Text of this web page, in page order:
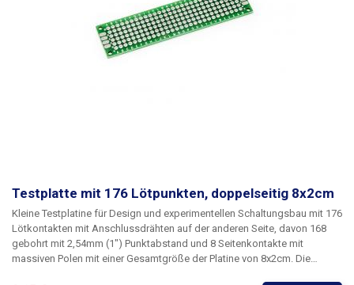
Testplatte mit 176 Lötpunkten, doppelseitig 8x2cm
Kleine Testplatine für Design und experimentellen Schaltungsbau mit 176
Lötkontakten mit Anschlussdrähten auf der anderen Seite, davon 168
gebohrt mit 2,54mm (1") Punktabstand und 8 Seitenkontakte mit
massiven Polen mit einer Gesamtgröße der Platine von 8x2cm. Die